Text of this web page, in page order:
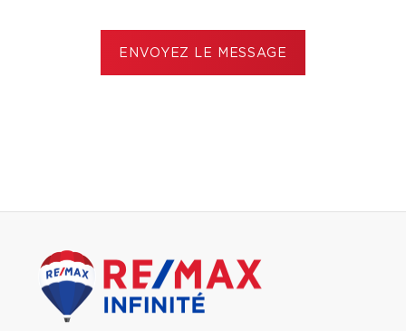
ENVOYEZ LE MESSAGE